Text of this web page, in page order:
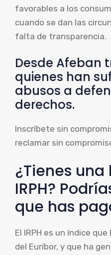
favorables a los
cuando se dan las
falta de transparencia.
Desde Afeban
quienes han
abusos a
derechos.
Inscríbete sin
reclamar sin
¿Tienes
IRPH?
que has
El IRPH es un índice
del Euríbor, y que ha